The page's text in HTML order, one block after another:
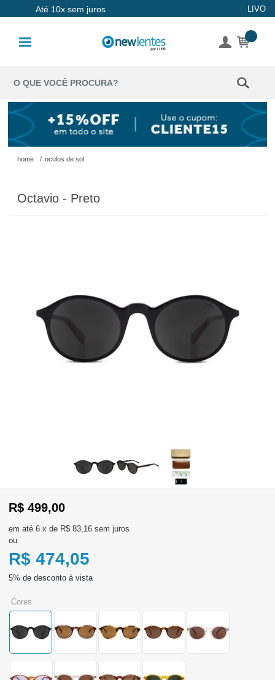
Até 10x sem juros LIVO
Coloridas
Solução
Óculos de
Óculos de
Grau
Consultar
Pedidos
Recompra
se
Registre-
home / oculos de sol
Octavio - Preto
R$ 499,00
6 x de R$ 83,16 sem juros
ou
R$ 474,05
cores